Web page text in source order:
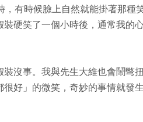
有時候臉上自然就能掛著那種
硬笑了一個小時後，通常我的
沒事。我與先生大維也會鬧彆
好」的微笑，奇妙的事情就發